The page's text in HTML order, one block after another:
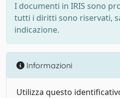
I documenti in IRIS sono
tutti i diritti sono riservati,
indicazione.
Informazioni
Utilizza questo